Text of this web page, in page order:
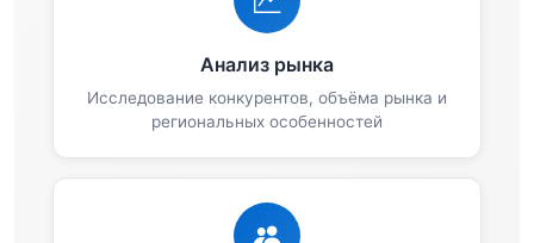
Анализ рынка
Исследование конкурентов, объёма рынка и
региональных особенностей